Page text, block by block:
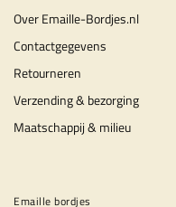
Over Emaille-Bordjes.nl
Contactgegevens
Retourneren
Verzending & bezorging
Maatschappij & milieu
Emaille bordjes